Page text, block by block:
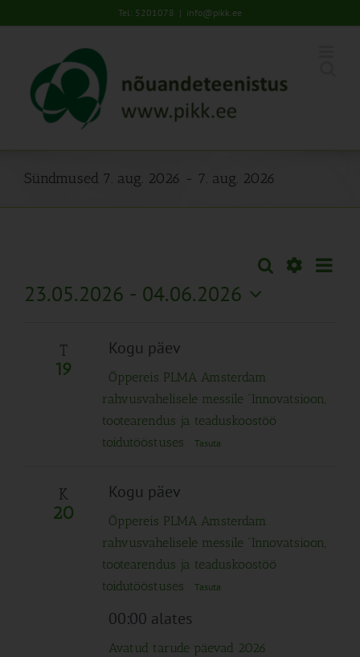
to
Tel: 5201078 | info@pikk.ee
Sündmused 7. aug. 2026 - 7. aug. 2026
Sündmused
Search
Otsi
23.05.2026 - 04.06.2026
kuupäev.
T
19
Kogu päev
Õppereis PLMA Amsterdam
rahvusvahelisele messile “Innovatsioon,
tootearendus ja teaduskoostöö
toidutööstuses
Tasuta
K
20
Kogu päev
Õppereis PLMA Amsterdam
rahvusvahelisele messile “Innovatsioon,
tootearendus ja teaduskoostöö
toidutööstuses
Tasuta
00:00 alates
Avatud tarude päevad 2026